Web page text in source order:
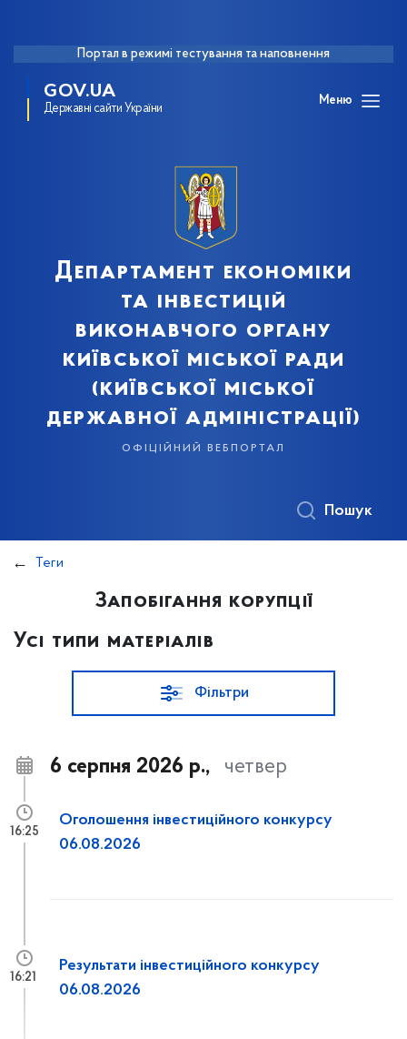
Портал в режимі тестування та наповнення
GOV.UA
Державні сайти України
Меню
Департамент економіки
та інвестицій
виконавчого органу
київської міської ради
(київської міської
державної адміністрації)
офіційний вебпортал
Пошук
Теги
Запобігання корупції
Усі типи матеріалів
Фільтри
6 серпня 2026 р., четвер
Оголошення інвестиційного конкурсу
06.08.2026
16:25
Результати інвестиційного конкурсу
06.08.2026
16:21